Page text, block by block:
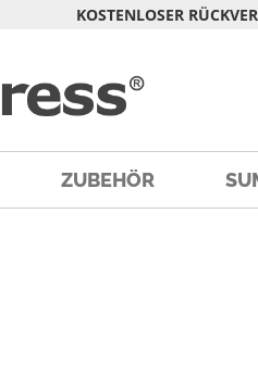
KOSTENLOSER
ZUBEHÖR